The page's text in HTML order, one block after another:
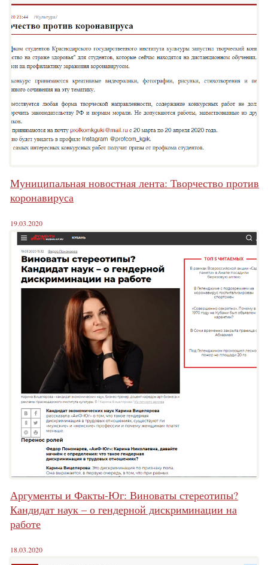
Муниципальная новостная лента: Творчество против
коронавируса
19.03.2020
Аргументы и Факты-Юг: Виноваты стереотипы?
Кандидат наук – о гендерной дискриминации на
работе
18.03.2020